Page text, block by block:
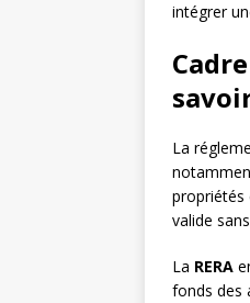
intégrer
La
propriétés
valide
La RERA
fonds des